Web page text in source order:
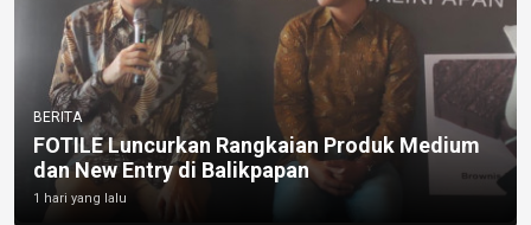
BERITA
FOTILE Luncurkan Rangkaian Produk Medium
dan New Entry di Balikpapan
1 hari yang lalu